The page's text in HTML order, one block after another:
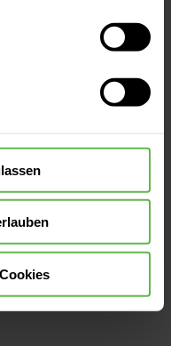
akzeptieren“ in die